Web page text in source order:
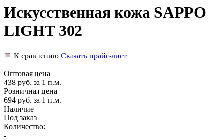
Искусственная кожа SAPPO
LIGHT 302
К сравнению Скачать прайс-лист
Оптовая цена
438 руб. за 1 п.м.
Розничная цена
694 руб. за 1 п.м.
Наличие
Под заказ
Количество:
-